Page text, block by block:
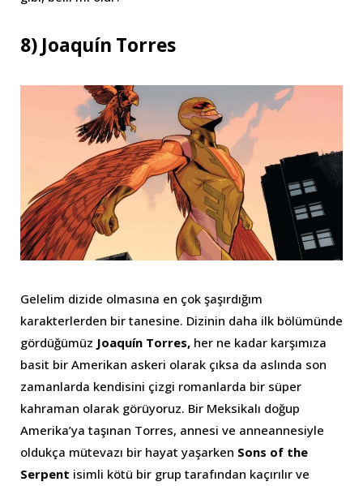
8) Joaquín Torres
Gelelim dizide olmasına en çok şaşırdığım
karakterlerden bir tanesine. Dizinin daha ilk bölümünde
gördüğümüz Joaquín Torres, her ne kadar karşımıza
basit bir Amerikan askeri olarak çıksa da aslında son
zamanlarda kendisini çizgi romanlarda bir süper
kahraman olarak görüyoruz. Bir Meksikalı doğup
Amerika’ya taşınan Torres, annesi ve anneannesiyle
oldukça mütevazı bir hayat yaşarken Sons of the
Serpent isimli kötü bir grup tarafından kaçırılır ve